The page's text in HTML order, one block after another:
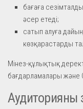
бағаға
әсер етеді;
сатып алуға
көзқарастарды
Мінез-құлықтық
бағдарламалары және
Аудиторияны